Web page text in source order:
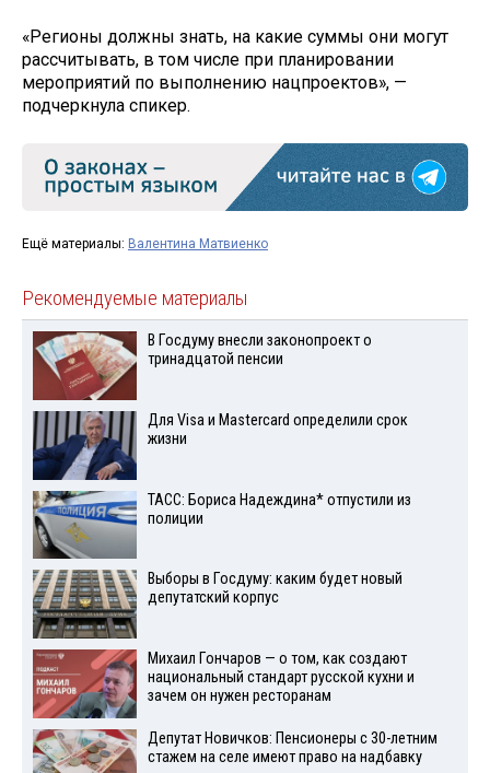
«Регионы должны знать, на какие суммы они могут
рассчитывать, в том числе при планировании
мероприятий по выполнению нацпроектов», —
подчеркнула спикер.
Ещё материалы: Валентина Матвиенко
Рекомендуемые материалы
В Госдуму внесли законопроект о
тринадцатой пенсии
Для Visа и Mastercard определили срок
жизни
ТАСС: Бориса Надеждина* отпустили из
полиции
Выборы в Госдуму: каким будет новый
депутатский корпус
Михаил Гончаров — о том, как создают
национальный стандарт русской кухни и
зачем он нужен ресторанам
Депутат Новичков: Пенсионеры с 30-летним
стажем на селе имеют право на надбавку